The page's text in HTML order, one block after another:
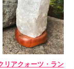
リアクォーツ・ラン